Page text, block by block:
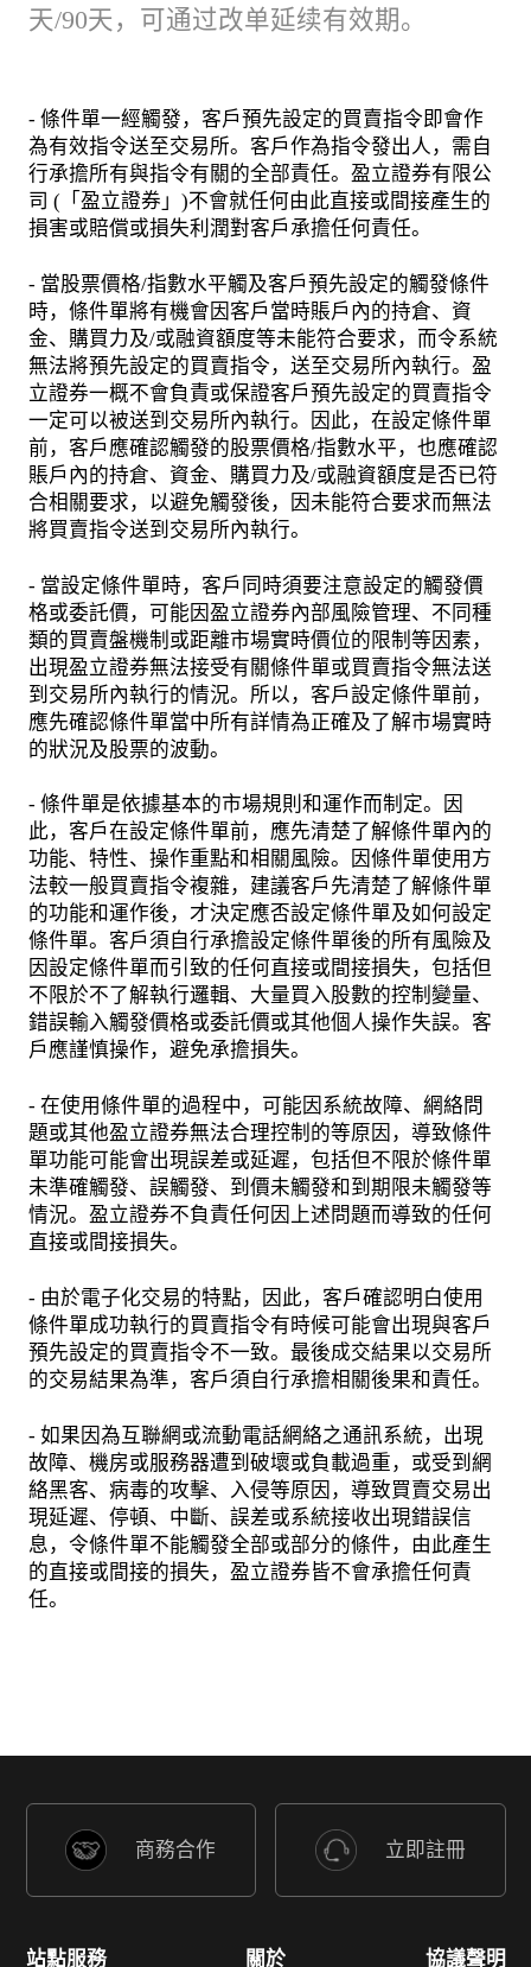
天/90天，可通过改单延续有效期。
- 條件單一經觸發，客戶預先設定的買賣指令即會作
為有效指令送至交易所。客戶作為指令發出人，需自
行承擔所有與指令有關的全部責任。盈立證券有限公
司 (「盈立證券」)不會就任何由此直接或間接產生的
損害或賠償或損失利潤對客戶承擔任何責任。
- 當股票價格/指數水平觸及客戶預先設定的觸發條件
時，條件單將有機會因客戶當時賬戶內的持倉、資
金、購買力及/或融資額度等未能符合要求，而令系統
無法將預先設定的買賣指令，送至交易所內執行。盈
立證券一概不會負責或保證客戶預先設定的買賣指令
一定可以被送到交易所內執行。因此，在設定條件單
前，客戶應確認觸發的股票價格/指數水平，也應確認
賬戶內的持倉、資金、購買力及/或融資額度是否已符
合相關要求，以避免觸發後，因未能符合要求而無法
將買賣指令送到交易所內執行。
- 當設定條件單時，客戶同時須要注意設定的觸發價
格或委託價，可能因盈立證券內部風險管理、不同種
類的買賣盤機制或距離市場實時價位的限制等因素，
出現盈立證券無法接受有關條件單或買賣指令無法送
到交易所內執行的情況。所以，客戶設定條件單前，
應先確認條件單當中所有詳情為正確及了解市場實時
的狀況及股票的波動。
- 條件單是依據基本的市場規則和運作而制定。因
此，客戶在設定條件單前，應先清楚了解條件單內的
功能、特性、操作重點和相關風險。因條件單使用方
法較一般買賣指令複雜，建議客戶先清楚了解條件單
的功能和運作後，才決定應否設定條件單及如何設定
條件單。客戶須自行承擔設定條件單後的所有風險及
因設定條件單而引致的任何直接或間接損失，包括但
不限於不了解執行邏輯、大量買入股數的控制變量、
錯誤輸入觸發價格或委託價或其他個人操作失誤。客
戶應謹慎操作，避免承擔損失。
- 在使用條件單的過程中，可能因系統故障、網絡問
題或其他盈立證券無法合理控制的等原因，導致條件
單功能可能會出現誤差或延遲，包括但不限於條件單
未準確觸發、誤觸發、到價未觸發和到期限未觸發等
情況。盈立證券不負責任何因上述問題而導致的任何
直接或間接損失。
- 由於電子化交易的特點，因此，客戶確認明白使用
條件單成功執行的買賣指令有時候可能會出現與客戶
預先設定的買賣指令不一致。最後成交結果以交易所
的交易結果為準，客戶須自行承擔相關後果和責任。
- 如果因為互聯網或流動電話網絡之通訊系統，出現
故障、機房或服務器遭到破壞或負載過重，或受到網
絡黑客、病毒的攻擊、入侵等原因，導致買賣交易出
現延遲、停頓、中斷、誤差或系統接收出現錯誤信
息，令條件單不能觸發全部或部分的條件，由此產生
的直接或間接的損失，盈立證券皆不會承擔任何責
任。
商務合作 立即註冊
站點服務 關於 協議聲明